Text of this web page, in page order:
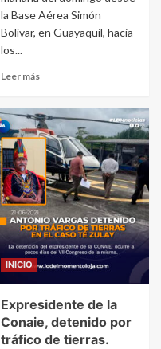
la Base Aérea Simón
Bolívar, en Guayaquil, hacia
los...
Leer más
INICIO
Expresidente de la
Conaie, detenido por
tráfico de tierras.